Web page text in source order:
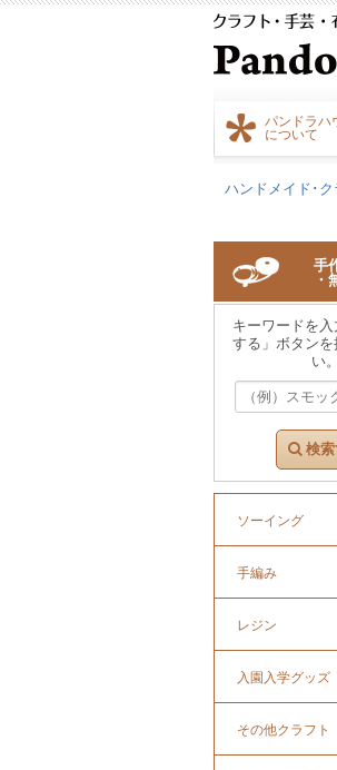
パンドラハ
について
ハンドメイド･
手
・
キーワードを
する」ボタン
い。
検
ソーイング
手編み
レジン
入園入学グッズ
その他クラフト